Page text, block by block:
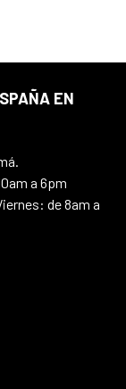
EN
a 6pm
de 8am a